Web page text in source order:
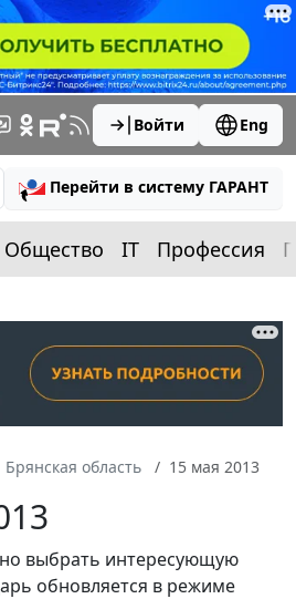
Войти Eng
Перейти в систему ГАРАНТ
Общество IT Профессия
Брянская область 15 мая 2013
выбрать интересующую
обновляется в режиме